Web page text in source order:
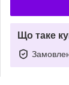
Що таке